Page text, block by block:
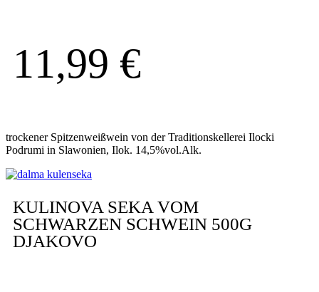
11,99 €
trockener Spitzenweißwein von der Traditionskellerei Ilocki
Podrumi in Slawonien, Ilok. 14,5%vol.Alk.
KULINOVA SEKA VOM
SCHWARZEN SCHWEIN 500G
DJAKOVO